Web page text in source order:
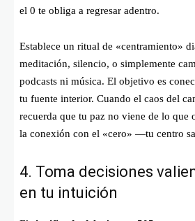
el 0 te obliga a regresar adentro.
Establece un ritual de «centramiento»
meditación, silencio, o simplemente
podcasts ni música. El objetivo es
tu fuente interior. Cuando el caos del
recuerda que tu paz no viene de lo que
la conexión con el «cero» —tu centro
4. Toma decisiones
en tu intuición